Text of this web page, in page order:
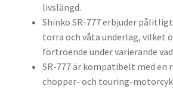
livslängd.
Shinko SR-777 erbjuder
torra och våta underlag, vilket
förtroende under varierande
SR-777 är kompatibelt med en
chopper- och touring-